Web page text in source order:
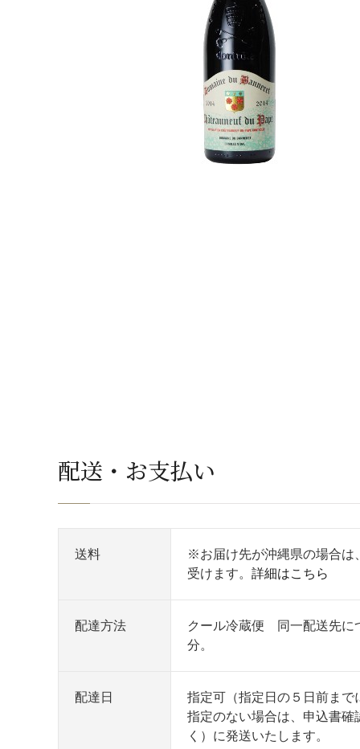
配送・お支払い
送料
※お届け先が沖縄県の場合は
受けます。 詳細はこちら
配達方法
クール冷蔵便 同一配送先に
分。
配達日
指定可（指定日の５日前ま
指定のない場合は、申込書確
く）に発送いたします。